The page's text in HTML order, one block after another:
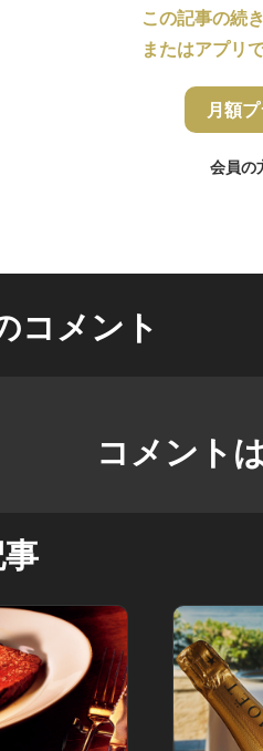
この記事の続
またはアプリ
月額
会員の
コメント
コメント